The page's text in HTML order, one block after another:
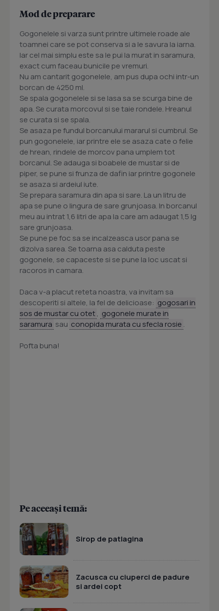
Mod de preparare
Gogonelele si varza sunt printre ultimele roade ale
toamnei care se pot conserva si a le savura la iarna.
Iar cel mai simplu este sa le pui la murat in saramura,
exact cum faceau bunicile pe vremuri.
Nu am cantarit gogonelele, am pus dupa ochi intr-un
borcan de 4250 ml.
Se spala gogonelele si se lasa sa se scurga bine de
apa. Se curata morcovul si se taie rondele. Hreanul
se curata si se spala.
Se asaza pe fundul borcanului mararul si cumbrul. Se
pun gogonelele, iar printre ele se asaza cate o felie
de hrean, rindele de morcov pana umplem tot
borcanul. Se adauga si boabele de mustar si de
piper, se pune si frunza de dafin iar printre gogonele
se asaza si ardeiul iute.
Se prepara saramura din apa si sare. La un litru de
apa se pune o lingura de sare grunjoasa. In borcanul
meu au intrat 1,6 litri de apa la care am adaugat 1,5 lg
sare grunjoasa.
Se pune pe foc sa se incalzeasca usor pana se
dizolva sarea. Se toarna asa calduta peste
gogonele, se capaceste si se pune la loc uscat si
racoros in camara.
Daca v-a placut reteta noastra, va invitam sa
descoperiti si altele, la fel de delicioase: gogosari in
sos de mustar cu otet, gogonele murate in
saramura sau conopida murata cu sfecla rosie .
Pofta buna!
Pe aceeași temă:
Sirop de patlagina
Zacusca cu ciuperci de padure
si ardei copt